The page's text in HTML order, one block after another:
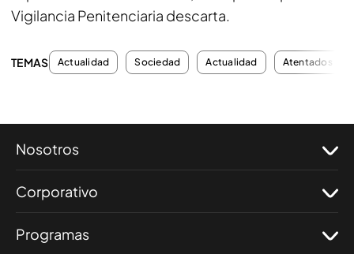
Vigilancia Penitenciaria descarta.
TEMAS Actualidad Sociedad Actualidad Atentados
Nosotros
Corporativo
Programas